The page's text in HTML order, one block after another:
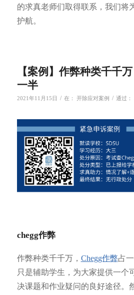
的求真老师们取得联系，我们将
护航。
【案例】作弊种类千千
一半
2021年11月15日 / 在： 开除应对案例 / 通过：
chegg作弊
作弊种类千千万， Chegg作弊占
只是辅助学生，为大家提供一个
决课题和作业疑问的良好途径。